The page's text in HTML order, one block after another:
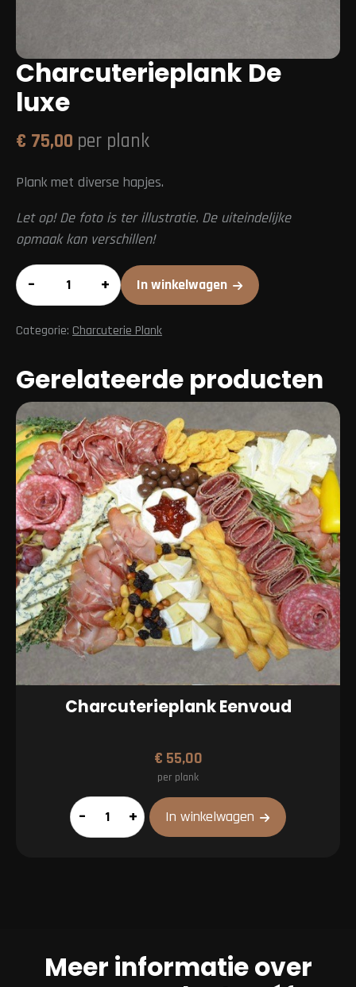
Charcuterieplank De
luxe
€ 75,00 per plank
Plank met diverse hapjes.
Let op! De foto is ter illustratie. De uiteindelijke
opmaak kan verschillen!
Charcuterieplank
De
luxe
– + In winkelwagen
Categorie: Charcuterie Plank
Gerelateerde producten
Charcuterieplank Eenvoud
€ 55,00
per plank
Charcuterieplank
Eenvoud
– + In winkelwagen
Meer informatie over